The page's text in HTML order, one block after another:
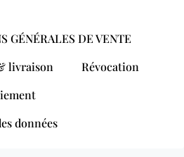
GÉNÉRALES DE VENTE
livraison
Révocation
données